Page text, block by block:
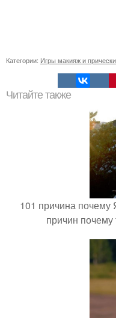
Категории: Игры макияж и прически
Читайте также
101 причина
причин